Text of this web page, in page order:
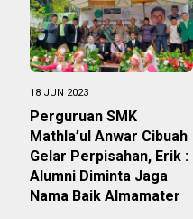
18 JUN 2023
Perguruan SMK
Mathla’ul Anwar Cibuah
Gelar Perpisahan, Erik :
Alumni Diminta Jaga
Nama Baik Almamater